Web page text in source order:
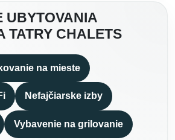
UBYTOVANIA
TATRY CHALETS
na mieste
Nefajčiarske izby
Vybavenie na grilovanie